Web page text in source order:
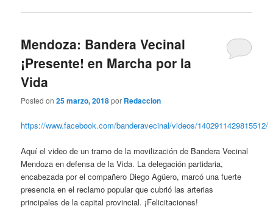
Mendoza: Bandera Vecinal
¡Presente! en Marcha por la
Vida
Posted on25 marzo, 2018por Redaccion
https://www.facebook.com/banderavecinal/videos/1402911429815512/
Aquí el video de un tramo de la movilización de Bandera Vecinal
Mendoza en defensa de la Vida. La delegación partidaria,
encabezada por el compañero Diego Agüero, marcó una fuerte
presencia en el reclamo popular que cubrió las arterias
principales de la capital provincial. ¡Felicitaciones!